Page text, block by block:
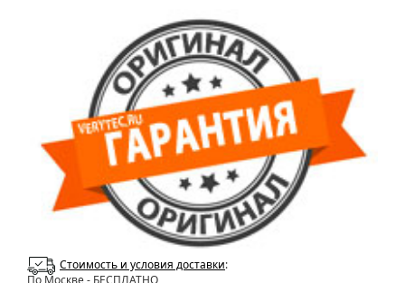
Стоимость и условия доставки:
По Москве- БЕСПЛАТНО